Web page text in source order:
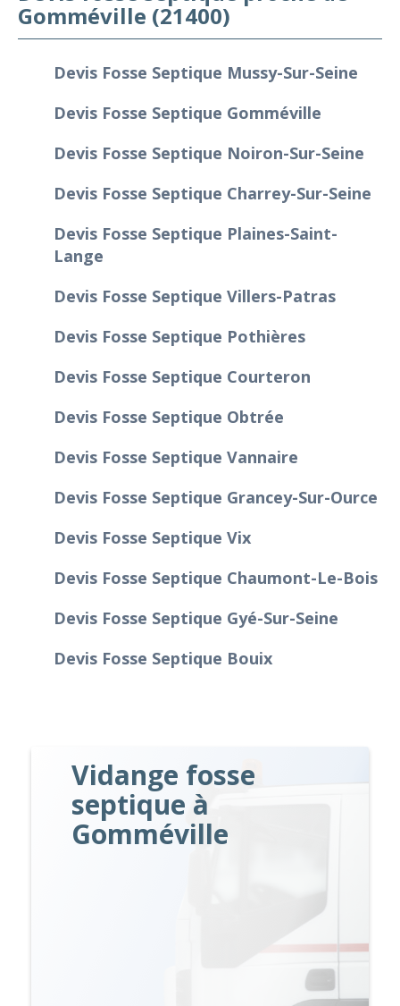
Gomméville (21400)
Devis Fosse Septique Mussy-Sur-Seine
Devis Fosse Septique Gomméville
Devis Fosse Septique Noiron-Sur-Seine
Devis Fosse Septique Charrey-Sur-Seine
Devis Fosse Septique Plaines-Saint-
Lange
Devis Fosse Septique Villers-Patras
Devis Fosse Septique Pothières
Devis Fosse Septique Courteron
Devis Fosse Septique Obtrée
Devis Fosse Septique Vannaire
Devis Fosse Septique Grancey-Sur-Ource
Devis Fosse Septique Vix
Devis Fosse Septique Chaumont-Le-Bois
Devis Fosse Septique Gyé-Sur-Seine
Devis Fosse Septique Bouix
Vidange fosse
septique à
Gomméville